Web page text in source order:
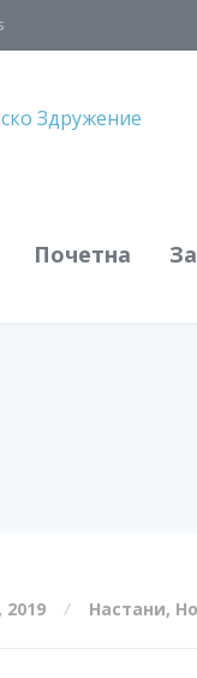
Почетна
2019 Настани,